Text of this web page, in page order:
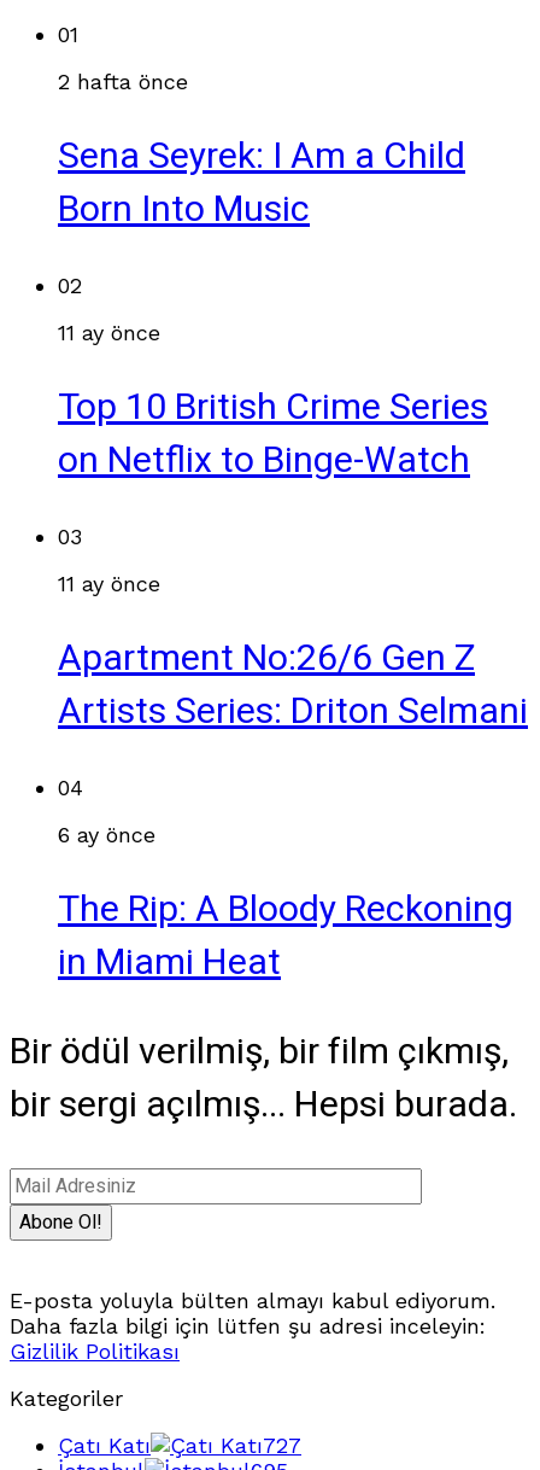
01
2 hafta önce
Sena Seyrek: I Am a Child
Born Into Music
02
11 ay önce
Top 10 British Crime Series
on Netflix to Binge-Watch
03
11 ay önce
Apartment No:26/6 Gen Z
Artists Series: Driton Selmani
04
6 ay önce
The Rip: A Bloody Reckoning
in Miami Heat
Bir ödül verilmiş, bir film çıkmış,
bir sergi açılmış... Hepsi burada.
E-posta yoluyla bülten almayı kabul ediyorum.
Daha fazla bilgi için lütfen şu adresi inceleyin:
Gizlilik Politikası
Kategoriler
Çatı Katı
727